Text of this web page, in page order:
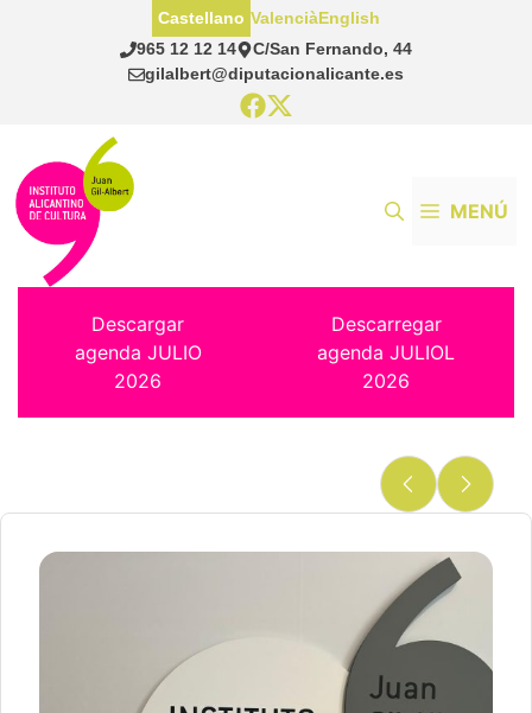
965 12 12 14
C/San Fernando, 44
gilalbert@diputacionalicante.es
Castellano ValenciàEnglish
MENÚ
Descargar
agenda JULIO
2026
Descarregar
agenda JULIOL
2026